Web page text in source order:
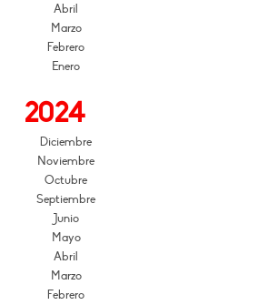
Abril
Marzo
Febrero
Enero
2024
Diciembre
Noviembre
Octubre
Septiembre
Junio
Mayo
Abril
Marzo
Febrero